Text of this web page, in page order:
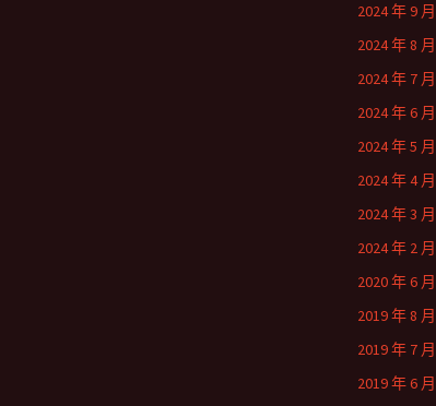
2024 年 9 月
2024 年 8 月
2024 年 7 月
2024 年 6 月
2024 年 5 月
2024 年 4 月
2024 年 3 月
2024 年 2 月
2020 年 6 月
2019 年 8 月
2019 年 7 月
2019 年 6 月